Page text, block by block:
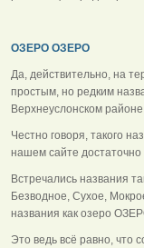
ОЗЕРО ОЗЕРО
Да, действительно, на
простым, но редким
Верхнеуслонском
Честно говоря, такого
нашем сайте
Встречались названия
Безводное, Сухое,
названия как озеро
Это ведь всё равно, что